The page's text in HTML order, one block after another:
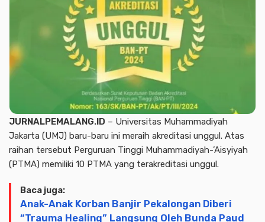
JURNALPEMALANG.ID – Universitas Muhammadiyah
Jakarta (UMJ) baru-baru ini meraih akreditasi unggul. Atas
raihan tersebut Perguruan Tinggi Muhammadiyah-’Aisyiyah
(PTMA) memiliki 10 PTMA yang terakreditasi unggul.
Baca juga:
Anak-Anak Korban Banjir Pekalongan Diberi
“Trauma Healing” Langsung Oleh Bunda Paud